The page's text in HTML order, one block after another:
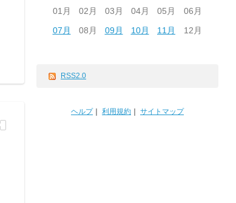
01月 02月 03月 04月 05月
06月
07月
08月 09月 10月 11月 12月
RSS2.0
ヘルプ｜ 利用規約 サイトマップ